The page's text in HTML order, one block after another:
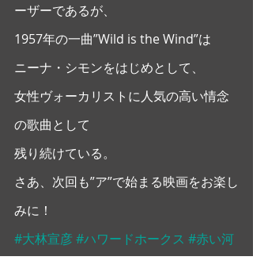
ーザーであるが、
1957年の一曲”Wild is the Wind”は
ニーナ・シモンをはじめとして、
女性ヴォーカリストに人気の高い情念
の歌曲として
残り続けている。
さあ、次回も”ア”で始まる映画をお楽し
みに！
#大林宣彦 #ハワードホークス #赤い河